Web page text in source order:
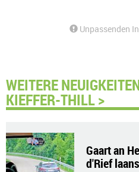
Unpassenden
WEITERE
KIEFFER-THILL >
Gaart an
d'Rief